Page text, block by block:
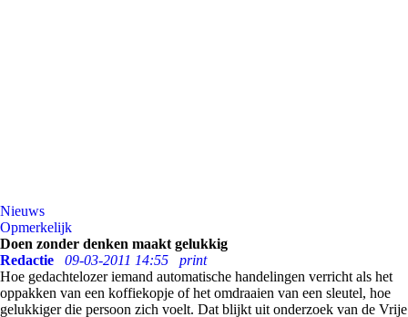
Nieuws
Opmerkelijk
Doen zonder denken maakt gelukkig
Redactie
09-03-2011 14:55
print
Hoe gedachtelozer iemand automatische handelingen verricht als het
oppakken van een koffiekopje of het omdraaien van een sleutel, hoe
gelukkiger die persoon zich voelt. Dat blijkt uit onderzoek van de Vrije